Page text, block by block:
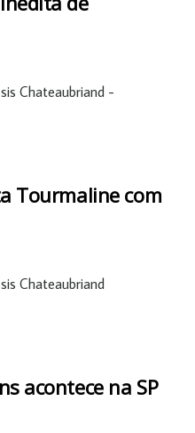
Chateaubriand -
Tourmaline com
Chateaubriand
acontece na SP